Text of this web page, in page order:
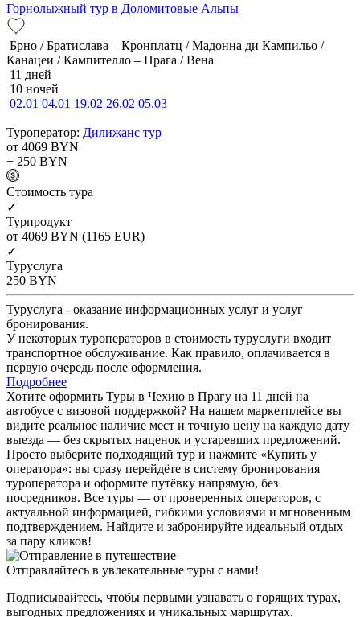
Горнолыжный тур в Доломитовые Альпы
Брно / Братислава – Кронплатц / Мадонна ди Кампильо /
Канацеи / Кампителло – Прага / Вена
11 дней
10 ночей
02.01 04.01 19.02 26.02 05.03
Туроператор: Дилижанс тур
от 4069 BYN
+ 250 BYN
Cтоимость тура
✓
Турпродукт
от 4069 BYN (1165 EUR)
✓
Туруслуга
250 BYN
Туруслуга - оказание информационных услуг и услуг
бронирования.
У некоторых туроператоров в стоимость туруслуги входит
транспортное обслуживание. Как правило, оплачивается в
первую очередь после оформления.
Подробнее
Хотите оформить Туры в Чехию в Прагу на 11 дней на
автобусе с визовой поддержкой? На нашем маркетплейсе вы
видите реальное наличие мест и точную цену на каждую дату
выезда — без скрытых наценок и устаревших предложений.
Просто выберите подходящий тур и нажмите «Купить у
оператора»: вы сразу перейдёте в систему бронирования
туроператора и оформите путёвку напрямую, без
посредников. Все туры — от проверенных операторов, с
актуальной информацией, гибкими условиями и мгновенным
подтверждением. Найдите и забронируйте идеальный отдых
за пару кликов!
Отправляйтесь в увлекательные туры с нами!
Подписывайтесь, чтобы первыми узнавать о горящих турах,
выгодных предложениях и уникальных маршрутах.